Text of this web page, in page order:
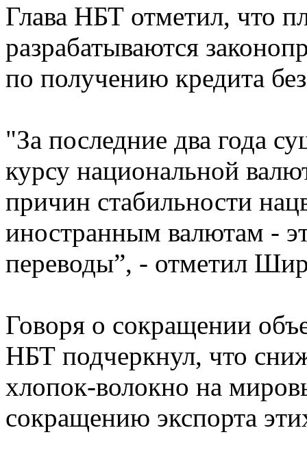
Глава НБТ отметил, что
разрабатываются
по получению кредита
"За последние два года
курсу национальной
причин стабильности
иностранным валютам -
переводы”, - отметил
Говоря о сокращении
НБТ подчеркнул, что
хлопок-волокно на
сокращению экспорта